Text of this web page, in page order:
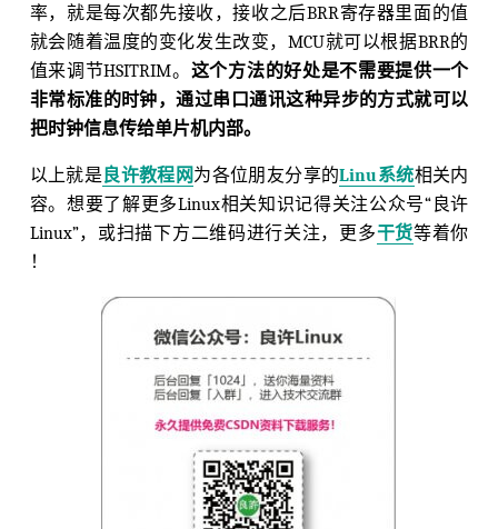
率，就是每次都先接收，接收之后BRR寄存器里面的值
就会随着温度的变化发生改变，MCU就可以根据BRR的
值来调节HSITRIM。 这个方法的好处是不需要提供一个
非常标准的时钟，通过串口通讯这种异步的方式就可以
把时钟信息传给单片机内部。
以上就是良许教程网为各位朋友分享的Linu系统相关内
容。想要了解更多Linux相关知识记得关注公众号“良许
Linux”，或扫描下方二维码进行关注，更多干货等着你
！